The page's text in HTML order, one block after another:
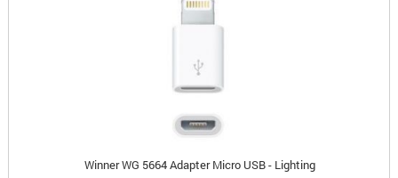
Winner WG 5664 Adapter Micro USB - Lighting